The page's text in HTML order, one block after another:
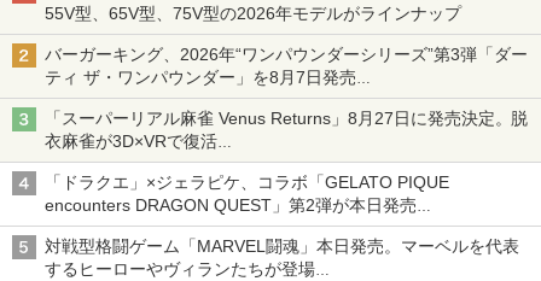
3
【10%OFFクーポン配布中】【365日完
全保証】 Nintendo Switch2 保護フィル
ム 任天堂 Switch2 フィルム スイッチ2
保護フィルム 7.9インチ ガラスフィルム
フィルム 10H ガラスザムライ 液晶保護
フィルム OVER`s オーバーズ TP01
￥1,380
3
ソニー・インタラクティブエンタテイン
メント 【PS5】Marvel’s Spider-Man 2
通常版 [ECJS-00035 PS5 マーベルス
パイダーマン2 ツウジョウ]【MARVELC
orner】
￥3,980
Marvel's Spider-Man 2
￥8,044
『映画 ラブライブ！蓮ノ空女学院スクー
ルアイドルクラブ Bloom Garden Part
y』(特装限定版)【Blu-ray】 [ 矢立肇 ]
55V型、65V型、75V型の2026年モデルがラインナップ
バーガーキング、2026年“ワンパウンダーシリーズ”第3弾「ダー
ティ ザ・ワンパウンダー」を8月7日発売
「特製ガーリックマヨソース」を使用した超大型チーズバーガー
「スーパーリアル麻雀 Venus Returns」8月27日に発売決定。脱
衣麻雀が3D×VRで復活
発売から2週間は20%オフになるセールが実施
「ドラクエ」×ジェラピケ、コラボ「GELATO PIQUE
encounters DRAGON QUEST」第2弾が本日発売
アイスカップに入ったスライムやわたぼう、ベビーサタンなどが
オリジナルアートで登場
対戦型格闘ゲーム「MARVEL闘魂」本日発売。マーベルを代表
するヒーローやヴィランたちが登場